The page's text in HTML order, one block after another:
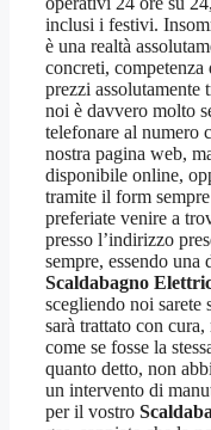
inclusi i festivi.
è una realtà
concreti, competenza
prezzi assolutamente
noi è davvero molto
telefonare al numero
nostra pagina web,
disponibile online,
tramite il form
preferiate venire a
presso l’indirizzo
sempre, essendo una
Scaldabagno
scegliendo noi sarete
sarà trattato con
come se fosse la
quanto detto, non
un intervento di
per il vostro